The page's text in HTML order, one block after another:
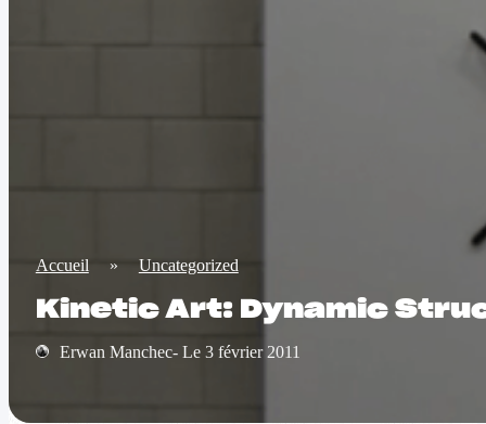
Accueil » Uncategorized
Kinetic Art: Dynamic
Erwan Manchec- Le 3 février 2011